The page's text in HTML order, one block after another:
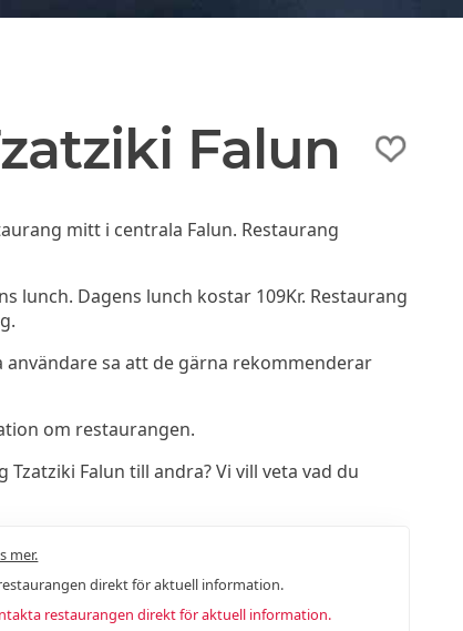
Falun
mitt i centrala Falun. Restaurang
lunch. Dagens lunch kostar 109Kr. Restaurang
användare sa att de gärna rekommenderar
om restaurangen.
Falun till andra? Vi vill veta vad du
mer.
direkt för aktuell information.
restaurangen direkt för aktuell information.